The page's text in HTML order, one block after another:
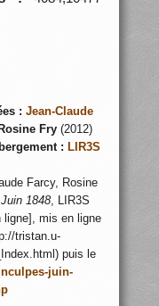
: Jean-Claude
Rosine Fry (2012)
: LIR3S
Farcy, Rosine
1848, LIR3S
ligne], mis en ligne
tristan.u-
puis le
juin-